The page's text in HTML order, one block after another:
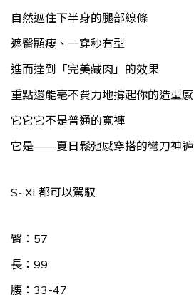
自然遮住下半身的腿部線條
遮臀顯瘦、一穿秒有型
進而達到「完美藏肉」的效果
重點還能毫不費力地撐起你的造型感
它它它不是普通的寬褲
它是——夏日鬆弛感穿搭的彎刀神褲
S~XL都可以駕馭
臀：57
長：99
腰：33-47